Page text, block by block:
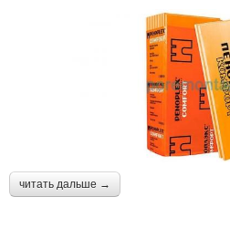
читать дальше →